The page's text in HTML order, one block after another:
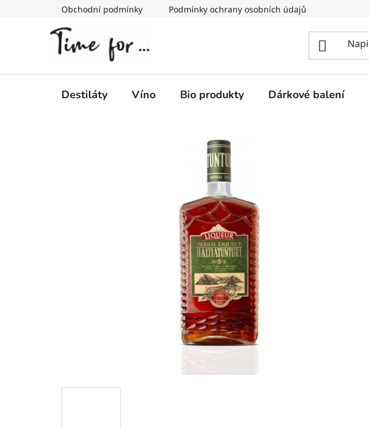
Obchodní podmínky Podmínky ochrany osobních údajů
Destiláty Víno Bio produkty Dárkové balení